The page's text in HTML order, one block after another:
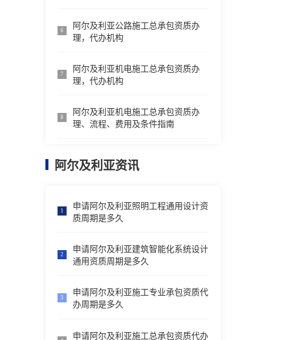
6
阿尔及利亚公路施工总承包资质办
理，代办机构
7
阿尔及利亚机电施工总承包资质办
理，代办机构
8
阿尔及利亚机电施工总承包资质办
理、流程、费用及条件指南
阿尔及利亚资讯
1
申请阿尔及利亚照明工程通用设计资
质周期是多久
2
申请阿尔及利亚建筑智能化系统设计
通用资质周期是多久
3
申请阿尔及利亚施工专业承包资质代
办周期是多久
申请阿尔及利亚施工总承包资质代办